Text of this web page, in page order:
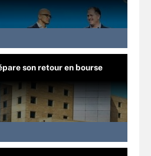
son retour en bourse